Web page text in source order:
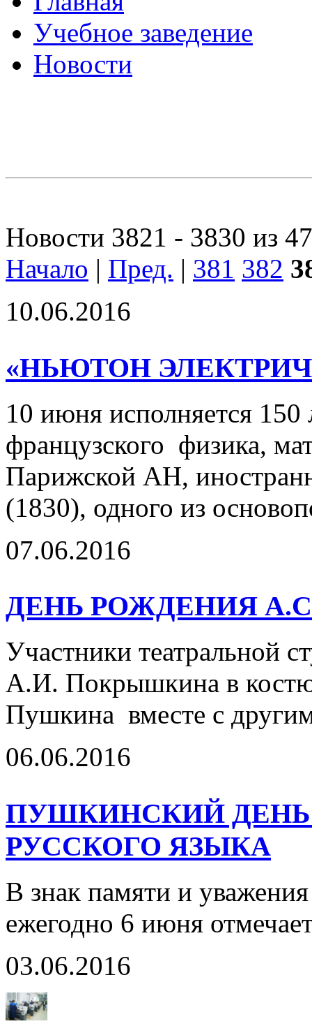
Учебное заведение
Новости
Новости 3821 - 3830 из
Начало | Пред. | 381 382
10.06.2016
«НЬЮТОН
10 июня исполняется
французского физика,
Парижской АН,
(1830), одного из
07.06.2016
ДЕНЬ РОЖДЕНИЯ
Участники театральной
А.И. Покрышкина в
Пушкина вместе с
06.06.2016
ПУШКИНСКИЙ ДЕНЬ
РУССКОГО ЯЗЫКА
В знак памяти и
ежегодно 6 июня
03.06.2016